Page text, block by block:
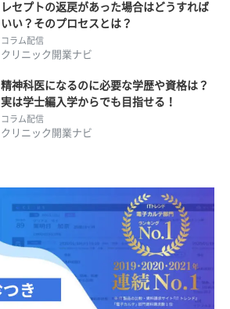
レセプトの返戻があった場合はどうすれば
いい？そのプロセスとは？
コラム配信
クリニック開業ナビ
精神科医になるのに必要な学歴や資格は？
実は学士編入学からでも目指せる！
コラム配信
クリニック開業ナビ